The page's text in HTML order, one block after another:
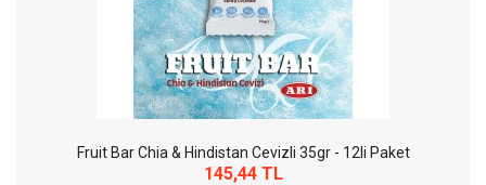
Fruit Bar Chia & Hindistan Cevizli 35gr - 12li Paket
145,44 TL